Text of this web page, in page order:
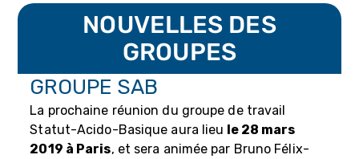
NOUVELLES DES
GROUPES
GROUPE SAB
La prochaine réunion du groupe de travail
Statut-Acido-Basique aura lieu le 28 mars
2019 à Paris, et sera animée par Bruno Félix-